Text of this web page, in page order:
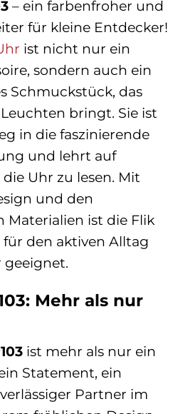
– ein farbenfroher und
für kleine Entdecker!
ist nicht nur ein
sondern auch ein
Schmuckstück, das
bringt. Sie ist
in die faszinierende
und lehrt auf
Uhr zu lesen. Mit
und den
ist die Flik
für den aktiven Alltag
Mehr als nur
ist mehr als nur ein
Statement, ein
Partner im